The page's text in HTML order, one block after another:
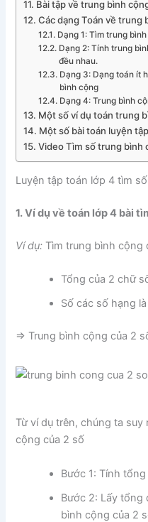
Bài tập về trung bình
Các dạng Toán về trung
Dạng 1: Tìm trung
Dạng 2: Tính trung
đều nhau.
Dạng 3: Dạng toán ít
bình cộng
Dạng 4: Trung bình
Một số ví dụ toán trung
Một số bài toán luyện
Video Tìm số trung bình
Luyện tập toán lớp 4 tìm
1. Ví dụ về toán lớp 4 bài
Ví dụ: Tìm trung bình cộng
Tổng của 2 chữ
Số các số hạng
=> Trung bình cộng của 2
Từ ví dụ trên, chúng ta
cộng của 2 số
Bước 1: Tính
Bước 2: Lấy tổng
bình cộng của 2